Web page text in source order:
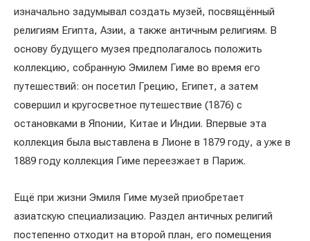
изначально задумывал создать музей, посвящённый
религиям Египта, Азии, а также античным религиям. В
основу будущего музея предполагалось положить
коллекцию, собранную Эмилем Гиме во время его
путешествий: он посетил Грецию, Египет, а затем
совершил и кругосветное путешествие (1876) с
остановками в Японии, Китае и Индии. Впервые эта
коллекция была выставлена в Лионе в 1879 году, а уже в
1889 году коллекция Гиме переезжает в Париж.
Ещё при жизни Эмиля Гиме музей приобретает
азиатскую специализацию. Раздел античных религий
постепенно отходит на второй план, его помещения